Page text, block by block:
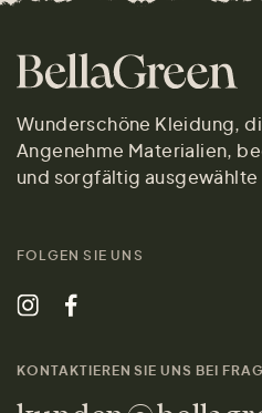
Wunderschöne Kleidung,
Angenehme Materialien,
und sorgfältig ausgewählte
FOLGEN SIE UNS
KONTAKTIEREN SIE UNS BEI